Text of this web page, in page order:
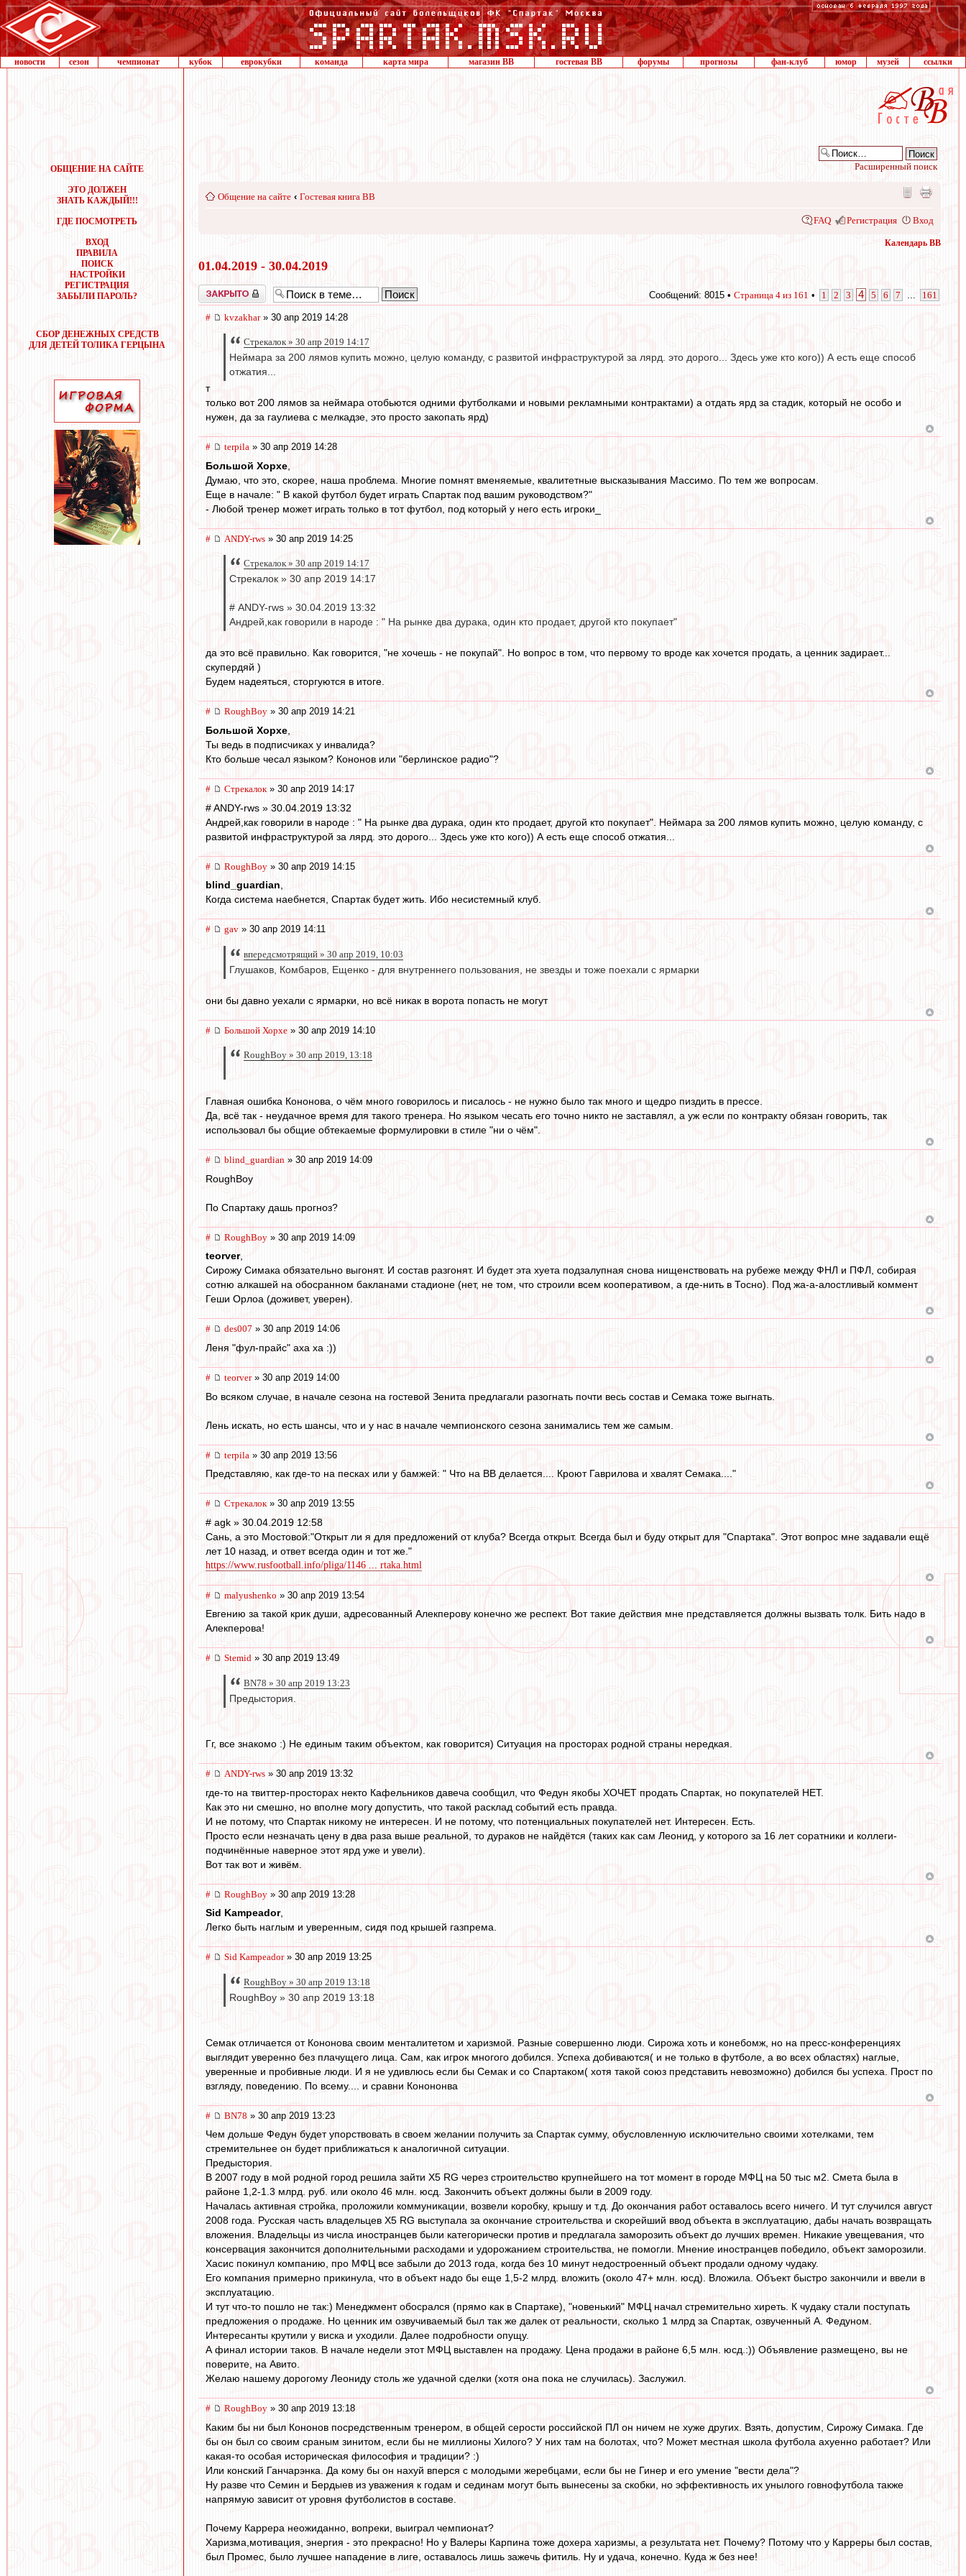
новости сезон чемпионат кубок еврокубки команда карта мира магазин ВВ гостевая ВВ форумы прогнозы фан-клуб юмор музей ссылки
ОБЩЕНИЕ НА САЙТЕ
ЭТО ДОЛЖЕН
ЗНАТЬ КАЖДЫЙ!!!
ГДЕ ПОСМОТРЕТЬ
ВХОД
ПРАВИЛА
ПОИСК
НАСТРОЙКИ
РЕГИСТРАЦИЯ
ЗАБЫЛИ ПАРОЛЬ?
СБОР ДЕНЕЖНЫХ СРЕДСТВ
ДЛЯ ДЕТЕЙ ТОЛИКА ГЕРЦЫНА
Расширенный поиск
Общение на сайте ‹ Гостевая книга ВВ
FAQ Регистрация Вход
Календарь ВВ
01.04.2019 - 30.04.2019
Закрыто Сообщений: 8015 • Страница 4 из 161 • 1 2 3 4 5 6 7 161
# kvzakhar» 30 апр 2019 14:28
Стрекалок » 30 апр 2019 14:17
Неймара за 200 лямов купить можно, целую команду, с развитой инфраструктурой за лярд. это дорого... Здесь уже кто кого)) А есть еще способ
отжатия...
т
только вот 200 лямов за неймара отобьются одними футболками и новыми рекламными контрактами) а отдать ярд за стадик, который не особо и
нужен, да за гаулиева с мелкадзе, это просто закопать ярд)
# terpila » 30 апр 2019 14:28
Большой Хорхе
Думаю, что это, скорее, наша проблема. Многие помнят вменяемые, квалитетные высказывания Массимо. По тем же вопросам.
Еще в начале: " В какой футбол будет играть Спартак под вашим руководством?"
- Любой тренер может играть только в тот футбол, под который у него есть игроки_
# ANDY-rws » 30 апр 2019 14:25
Стрекалок » 30 апр 2019 14:17
Стрекалок » 30 апр 2019 14:17
# ANDY-rws » 30.04.2019 13:32
Андрей,как говорили в народе : " На рынке два дурака, один кто продает, другой кто покупает"
да это всё правильно. Как говорится, "не хочешь - не покупай". Но вопрос в том, что первому то вроде как хочется продать, а ценник задирает...
скупердяй )
Будем надеяться, сторгуются в итоге.
# RoughBoy » 30 апр 2019 14:21
Большой Хорхе
Ты ведь в подписчиках у инвалида?
Кто больше чесал языком? Кононов или "берлинское радио"?
# Стрекалок » 30 апр 2019 14:17
# ANDY-rws » 30.04.2019 13:32
Андрей,как говорили в народе : " На рынке два дурака, один кто продает, другой кто покупает". Неймара за 200 лямов купить можно, целую команду, с
развитой инфраструктурой за лярд. это дорого... Здесь уже кто кого)) А есть еще способ отжатия...
# RoughBoy » 30 апр 2019 14:15
blind_guardian
Когда система наебнется, Спартак будет жить. Ибо несистемный клуб.
# gav » 30 апр 2019 14:11
впередсмотрящий » 30 апр 2019, 10:03
Глушаков, Комбаров, Ещенко - для внутреннего пользования, не звезды и тоже поехали с ярмарки
они бы давно уехали с ярмарки, но всё никак в ворота попасть не могут
# Большой Хорхе » 30 апр 2019 14:10
RoughBoy » 30 апр 2019, 13:18
Главная ошибка Кононова, о чём много говорилось и писалось - не нужно было так много и щедро пиздить в прессе.
Да, всё так - неудачное время для такого тренера. Но языком чесать его точно никто не заставлял, а уж если по контракту обязан говорить, так
использовал бы общие обтекаемые формулировки в стиле "ни о чём".
# blind_guardian » 30 апр 2019 14:09
RoughBoy
По Спартаку дашь прогноз?
# RoughBoy » 30 апр 2019 14:09
teorver,
Сирожу Симака обязательно выгонят. И состав разгонят. И будет эта хуета подзалупная снова нищенствовать на рубеже между ФНЛ и ПФЛ, собирая
сотню алкашей на обосранном бакланами стадионе (нет, не том, что строили всем кооперативом, а где-нить в Тосно). Под жа-а-алостливый коммент
Геши Орлоа (доживет, уверен).
# des007 » 30 апр 2019 14:06
Леня "фул-прайс" аха ха :))
# teorver» 30 апр 2019 14:00
Во всяком случае, в начале сезона на гостевой Зенита предлагали разогнать почти весь состав и Семака тоже выгнать.
Лень искать, но есть шансы, что и у нас в начале чемпионского сезона занимались тем же самым.
# terpila » 30 апр 2019 13:56
Представляю, как где-то на песках или у бамжей: " Что на ВВ делается.... Кроют Гаврилова и хвалят Семака...."
# Стрекалок» 30 апр 2019 13:55
# agk » 30.04.2019 12:58
Сань, а это Мостовой:"Открыт ли я для предложений от клуба? Всегда открыт. Всегда был и буду открыт для "Спартака". Этот вопрос мне задавали ещё
лет 10 назад, и ответ всегда один и тот же."
https://www.rusfootball.info/pliga/1146 ... rtaka.html
# malyushenko » 30 апр 2019 13:54
Евгению за такой крик души, адресованный Алекперову конечно же респект. Вот такие действия мне представляется должны вызвать толк. Бить надо в
Алекперова!
# Stemid » 30 апр 2019 13:49
BN78 » 30 апр 2019 13:23
Предыстория.
Гг, все знакомо :) Не единым таким объектом, как говорится) Ситуация на просторах родной страны нередкая.
# ANDY-rws » 30 апр 2019 13:32
где-то на твиттер-просторах некто Кафельников давеча сообщил, что Федун якобы ХОЧЕТ продать Спартак, но покупателей НЕТ.
Как это ни смешно, но вполне могу допустить, что такой расклад событий есть правда.
И не потому, что Спартак никому не интересен. И не потому, что потенциальных покупателей нет. Интересен. Есть.
Просто если незначать цену в два раза выше реальной, то дураков не найдётся (таких как сам Леонид, у которого за 16 лет соратники и коллеги-
подчинённые наверное этот ярд уже и увели).
Вот так вот и живём.
# RoughBoy » 30 апр 2019 13:28
Sid Kampeador,
Легко быть наглым и уверенным, сидя под крышей газпрема.
# Sid Kampeador» 30 апр 2019 13:25
RoughBoy » 30 апр 2019 13:18
RoughBoy » 30 апр 2019 13:18
Семак отличается от Кононова своим менталитетом и харизмой. Разные совершенно люди. Сирожа хоть и конебомж, но на пресс-конференциях
выглядит уверенно без плачущего лица. Сам, как игрок многого добился. Успеха добиваются( и не только в футболе, а во всех областях) наглые,
уверенные и пробивные люди. И я не удивлюсь если бы Семак и со Спартаком( хотя такой союз представить невозможно) добился бы успеха. Прост по
взгляду, поведению. По всему.... и сравни Конононва
# BN78 » 30 апр 2019 13:23
Чем дольше Федун будет упорствовать в своем желании получить за Спартак сумму, обусловленную исключительно своими хотелками, тем
стремительнее он будет приближаться к аналогичной ситуации.
Предыстория.
В 2007 году в мой родной город решила зайти X5 RG через строительство крупнейшего на тот момент в городе МФЦ на 50 тыс м2. Смета была в
районе 1,2-1.3 млрд. руб. или около 46 млн. юсд. Закончить объект должны были в 2009 году.
Началась активная стройка, проложили коммуникации, возвели коробку, крышу и т.д. До окончания работ оставалось всего ничего. И тут случился август
2008 года. Русская часть владельцев X5 RG выступала за окончание строительства и скорейший ввод объекта в эксплуатацию, дабы начать возвращать
вложения. Владельцы из числа иностранцев были категорически против и предлагала заморозить объект до лучших времен. Никакие увещевания, что
консервация закончится дополнительными расходами и удорожанием строительства, не помогли. Мнение иностранцев победило, объект заморозили.
Хасис покинул компанию, про МФЦ все забыли до 2013 года, когда без 10 минут недостроенный объект продали одному чудаку.
Его компания примерно прикинула, что в объект надо бы еще 1,5-2 млрд. вложить (около 47+ млн. юсд). Вложила. Объект быстро закончили и ввели в
эксплуатацию.
И тут что-то пошло не так:) Менеджмент обосрался (прямо как в Спартаке), "новенький" МФЦ начал стремительно хиреть. К чудаку стали поступать
предложения о продаже. Но ценник им озвучиваемый был так же далек от реальности, сколько 1 млрд за Спартак, озвученный А. Федуном.
Интересанты крутили у виска и уходили. Далее подробности опущу.
А финал истории таков. В начале недели этот МФЦ выставлен на продажу. Цена продажи в районе 6,5 млн. юсд.:)) Объявление размещено, вы не
поверите, на Авито.
Желаю нашему дорогому Леониду столь же удачной сделки (хотя она пока не случилась). Заслужил.
# RoughBoy » 30 апр 2019 13:18
Каким бы ни был Кононов посредственным тренером, в общей серости российской ПЛ он ничем не хуже других. Взять, допустим, Сирожу Симака. Где
бы он был со своим сраным зинитом, если бы не миллионы Хилого? У них там на болотах, что? Может местная школа футбола ахуенно работает? Или
какая-то особая историческая философия и традиции? :)
Или конский Ганчарэнка. Да кому бы он нахуй вперся с молодыми жеребцами, если бы не Гинер и его умение "вести дела"?
Ну разве что Семин и Бердыев из уважения к годам и сединам могут быть вынесены за скобки, но эффективность их унылого говнофутбола также
напрямую зависит от уровня футболистов в составе.
Почему Каррера неожиданно, вопреки, выиграл чемпионат?
Харизма,мотивация, энергия - это прекрасно! Но у Валеры Карпина тоже дохера харизмы, а результата нет. Почему? Потому что у Карреры был состав,
был Промес, было лучшее нападение в лиге, оставалось лишь зажечь фитиль. Ну и удача, конечно. Куда ж без нее!